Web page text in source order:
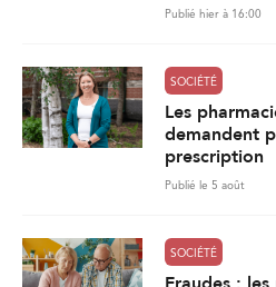
Publié hier à 16:00
SOCIÉTÉ
Les
demandent
prescription
Publié le 5 août
SOCIÉTÉ